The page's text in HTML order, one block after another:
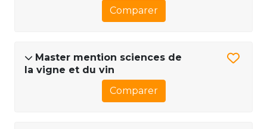
Comparer
Master mention sciences de
la vigne et du vin
Comparer